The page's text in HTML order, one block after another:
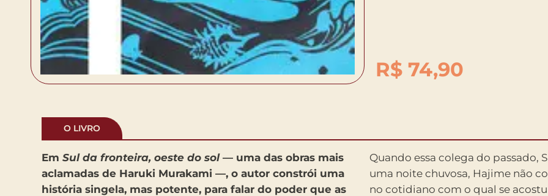
R$74,90
O LIVRO
Em Sul da fronteira, oeste do sol— uma das obras mais
aclamadas de Haruki Murakami —, o autor constrói uma
história singela, mas potente, para falar do poder que as
Quando essa colega do passado,
uma noite chuvosa, Hajime não
no cotidiano com o qual se